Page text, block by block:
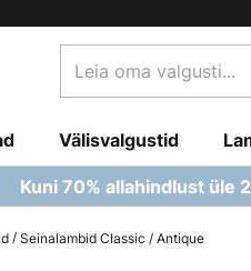
oma
Välisvalgustid
Kuni 70% allahindlust üle
Seinalambid Classic / Antique